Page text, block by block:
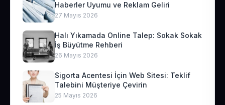
Haberler Uyumu ve Reklam Geliri
27 Mayıs 2026
Halı Yıkamada Online Talep: Sokak Sokak
İş Büyütme Rehberi
26 Mayıs 2026
Sigorta Acentesi İçin Web Sitesi: Teklif
Talebini Müşteriye Çevirin
25 Mayıs 2026